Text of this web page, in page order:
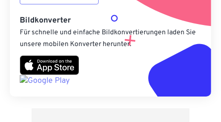
Bildkonverter
Für schnelle und einfache Bildkonvertierungen laden Sie
unsere mobilen Konverter herunter.